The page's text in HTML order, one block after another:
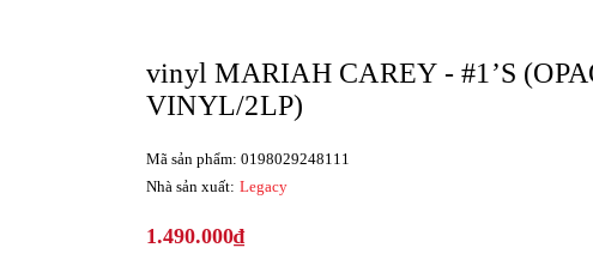
vinyl MARIAH CAREY - #1’S
VINYL/2LP)
Mã sản phẩm: 0198029248111
Nhà sản xuất: Legacy
1.490.000₫